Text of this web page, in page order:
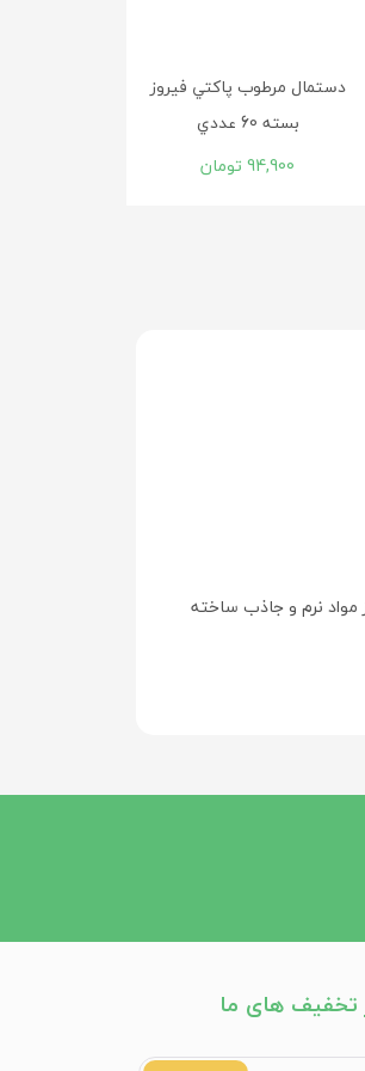
دستمال مرطوب پاکتي فيروز
بسته 60 عددي
94,900تومان
نرم و جاذب ساخته
تخفیف های ما